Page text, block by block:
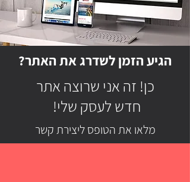
הגיע הזמן לשדרג את האתר?
כן! זה אני שרוצה אתר
חדש לעסק שלי!
מלאו את הטופס ליצירת קשר